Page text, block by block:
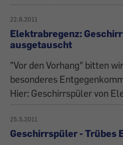
22.6.2011
Elektrabregenz:
ausgetauscht
"Vor den Vorhang" bitten
besonderes
Hier: Geschirrspüler von
25.5.2011
Geschirrspüler - Trübes